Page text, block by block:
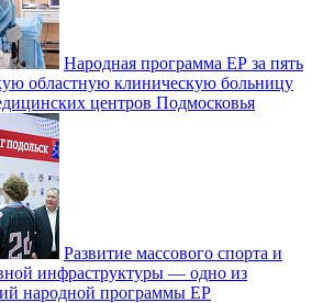
Народная программа ЕР за пять
областную клиническую больницу
центров Подмосковья
Развитие массового спорта и
инфраструктуры — одно из
народной программы ЕР